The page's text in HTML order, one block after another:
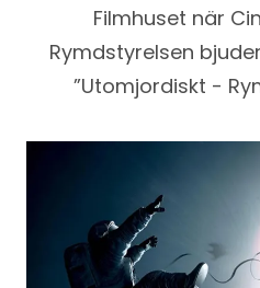
Filmhuset när
Rymdstyrelsen
”Utomjordiskt -